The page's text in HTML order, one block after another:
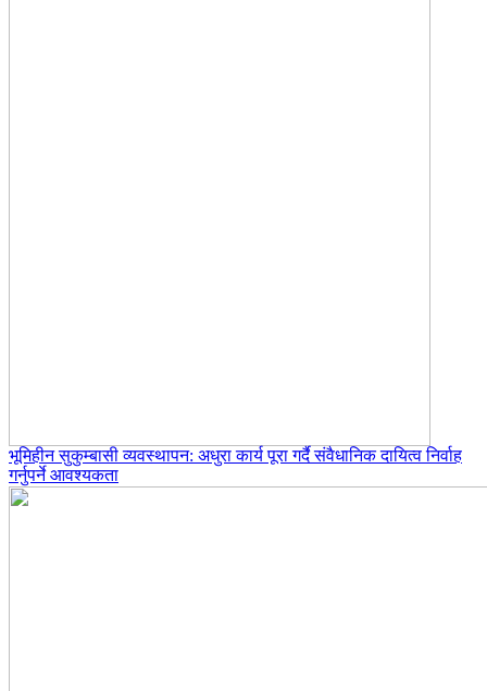
भूमिहीन सुकुम्बासी व्यवस्थापन: अधुरा कार्य पूरा गर्दै संवैधानिक दायित्व निर्वाह
गर्नुपर्ने आवश्यकता